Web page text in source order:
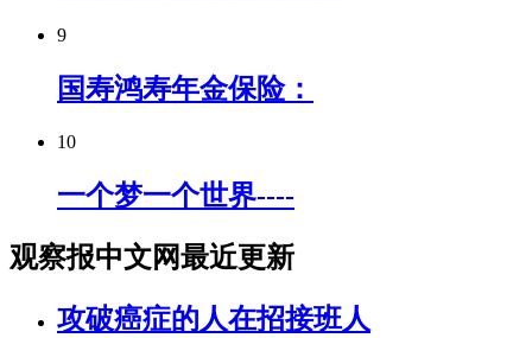
9
国寿鸿寿年金保险：
10
一个梦一个世界----
观察报中文网最近更新
攻破癌症的人在招接班人